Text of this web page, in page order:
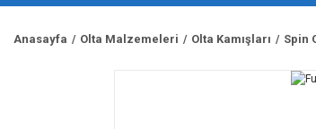
Anasayfa Olta Malzemeleri Olta Kamışları Spin